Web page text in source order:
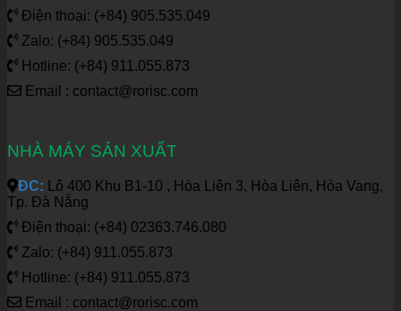
Điện thoại: (+84) 905.535.049
Zalo: (+84) 905.535.049
Hotline: (+84) 911.055.873
Email : contact@rorisc.com
NHÀ MÁY SẢN XUẤT
ĐC: Lô 400 Khu B1-10 , Hòa Liên 3, Hòa Liên, Hòa Vang,
Tp. Đà Nẵng
Điện thoại: (+84) 02363.746.080
Zalo: (+84) 911.055.873
Hotline: (+84) 911.055.873
Email : contact@rorisc.com